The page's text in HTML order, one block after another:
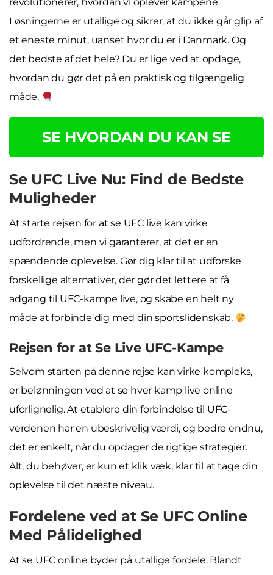
Løsningerne er utallige og sikrer, at du ikke går glip af
et eneste minut, uanset hvor du er i Danmark. Og
det bedste af det hele? Du er lige ved at opdage,
hvordan du gør det på en praktisk og tilgængelig
måde.
SE HVORDAN DU KAN SE
Se UFC Live Nu: Find de Bedste
Muligheder
At starte rejsen for at se UFC live kan virke
udfordrende, men vi garanterer, at det er en
spændende oplevelse. Gør dig klar til at udforske
forskellige alternativer, der gør det lettere at få
adgang til UFC-kampe live, og skabe en helt ny
måde at forbinde dig med din sportslidenskab.
Rejsen for at Se Live UFC-Kampe
Selvom starten på denne rejse kan virke kompleks,
er belønningen ved at se hver kamp live online
uforlignelig. At etablere din forbindelse til UFC-
verdenen har en ubeskrivelig værdi, og bedre endnu,
det er enkelt, når du opdager de rigtige strategier.
Alt, du behøver, er kun et klik væk, klar til at tage din
oplevelse til det næste niveau.
Fordelene ved at Se UFC Online
Med Pålidelighed
At se UFC online byder på utallige fordele. Blandt